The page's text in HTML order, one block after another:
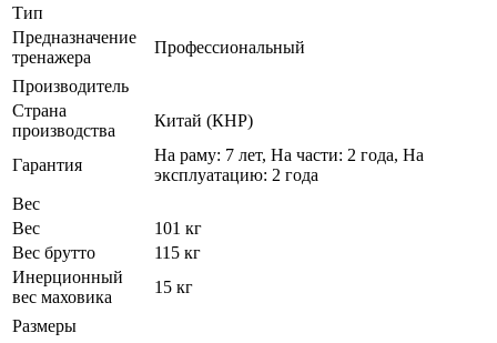
Тип
Предназначение
тренажера
Профессиональный
Производитель
Страна
производства
Китай (КНР)
Гарантия
На раму: 7 лет, На части: 2 года, На
эксплуатацию: 2 года
Вес
Вес
101 кг
Вес брутто
115 кг
Инерционный
вес маховика
15 кг
Размеры